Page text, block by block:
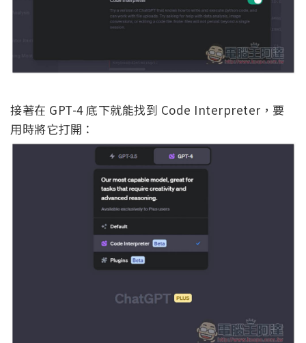
接著在 GPT-4 底下就能找到 Code Interpreter，要
用時將它打開：